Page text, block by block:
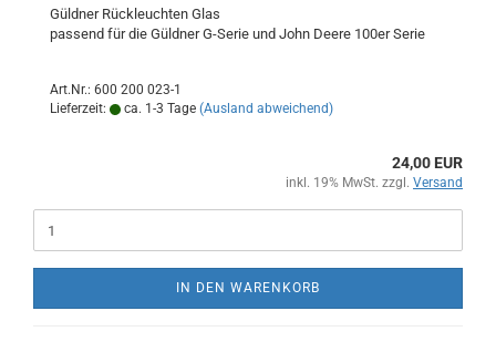
Güldner Rückleuchten Glas
passend für die Güldner G-Serie und John Deere 100er Serie
Art.Nr.: 600 200 023-1
Lieferzeit:
ca. 1-3 Tage (Ausland abweichend)
24,00 EUR
inkl. 19% MwSt. zzgl. Versand
IN DEN WARENKORB